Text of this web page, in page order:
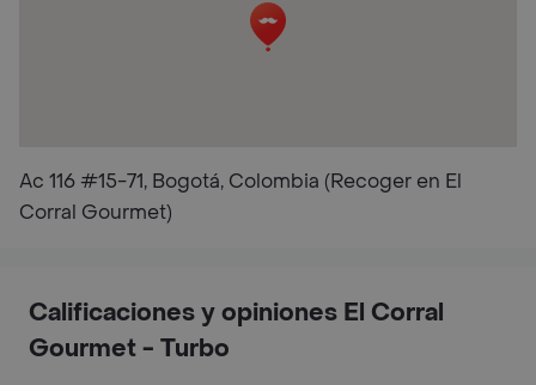
Ac 116 #15-71, Bogotá, Colombia (Recoger en El
Corral Gourmet)
Calificaciones y opiniones El Corral
Gourmet - Turbo